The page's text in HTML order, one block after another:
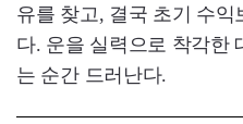
유를 찾고, 결국 초기 수
다. 운을 실력으로 착각한
는 순간 드러난다.